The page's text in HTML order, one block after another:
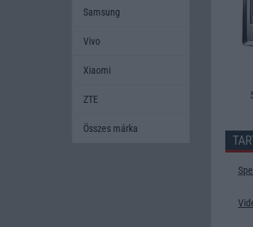
Samsung
Vivo
Xiaomi
ZTE
Összes márka